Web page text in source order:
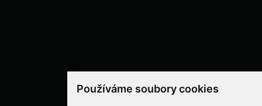
Používáme soubory cookies